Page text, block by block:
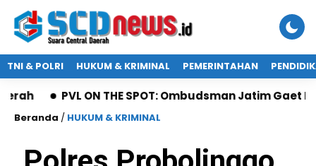
TNI & POLRI HUKUM & KRIMINAL PEMERINTAHAN
PVL ON THE SPOT: Ombudsman Jatim Gaet Radio
Beranda / HUKUM & KRIMINAL